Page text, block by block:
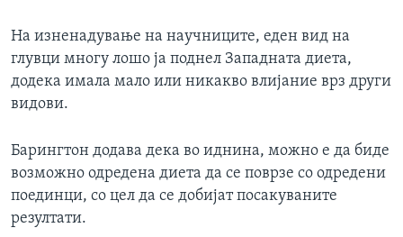
На изненадување на научниците, еден вид на
глувци многу лошо ја поднел Западната диета,
додека имала мало или никакво влијание врз други
видови.
Барингтон додава дека во иднина, можно е да биде
возможно одредена диета да се поврзе со одредени
поединци, со цел да се добијат посакуваните
резултати.